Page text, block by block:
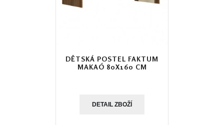
DĚTSKÁ POSTEL FAKTUM
MAKAÓ 80X160 CM
DETAIL ZBOŽÍ